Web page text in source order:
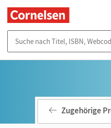
Zugehörige